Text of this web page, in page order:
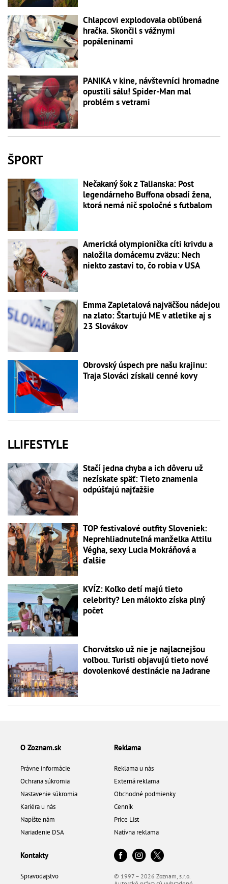
Chlapcovi explodovala obľúbená
hračka. Skončil s vážnymi
popáleninami
PANIKA v kine, návštevníci hromadne
opustili sálu! Spider-Man mal
problém s vetrami
ŠPORT
Nečakaný šok z Talianska: Post
legendárneho Buffona obsadí žena,
ktorá nemá nič spoločné s futbalom
Americká olympionička cíti krivdu a
naložila domácemu zväzu: Nech
niekto zastaví to, čo robia v USA
Emma Zapletalová najväčšou nádejou
na zlato: Štartujú ME v atletike aj s
23 Slovákov
Obrovský úspech pre našu krajinu:
Traja Slováci získali cenné kovy
LLIFESTYLE
Stačí jedna chyba a ich dôveru už
nezískate späť: Tieto znamenia
odpúšťajú najťažšie
TOP festivalové outfity Sloveniek:
Neprehliadnuteľná manželka Attilu
Végha, sexy Lucia Mokráňová a
ďalšie
KVÍZ: Koľko detí majú tieto
celebrity? Len málokto získa plný
počet
Chorvátsko už nie je najlacnejšou
voľbou. Turisti objavujú tieto nové
dovolenkové destinácie na Jadrane
O Zoznam.sk
Právne informácie
Ochrana súkromia
Nastavenie súkromia
Kariéra u nás
Napíšte nám
Nariadenie DSA
Reklama
Reklama u nás
Externá reklama
Obchodné podmienky
Cenník
Price List
Natívna reklama
Kontakty
Spravodajstvo © 1997 – 2026 Zoznam, s.r.o.